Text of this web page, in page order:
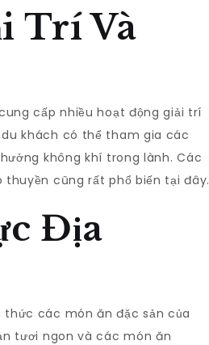
Trí Và
cấp nhiều hoạt động giải trí
khách có thể tham gia các
không khí trong lành. Các
cũng rất phổ biến tại đây.
Địa
thức các món ăn đặc sản của
tươi ngon và các món ăn